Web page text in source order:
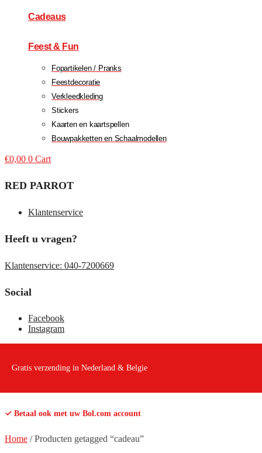
Cadeaus
Feest & Fun
Fopartikelen / Pranks
Feestdecoratie
Verkleedkleding
Stickers
Kaarten en kaartspellen
Bouwpakketten en Schaalmodellen
€0,00 0 Cart
RED PARROT
Klantenservice
Heeft u vragen?
Klantenservice: 040-7200669
Social
Facebook
Instagram
Gratis verzending in Nederland & Belgie
✓ Betaal ook met uw Bol.com account
Home /Producten getagged “cadeau”